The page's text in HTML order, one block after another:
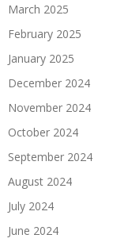
March 2025
February 2025
January 2025
December 2024
November 2024
October 2024
September 2024
August 2024
July 2024
June 2024